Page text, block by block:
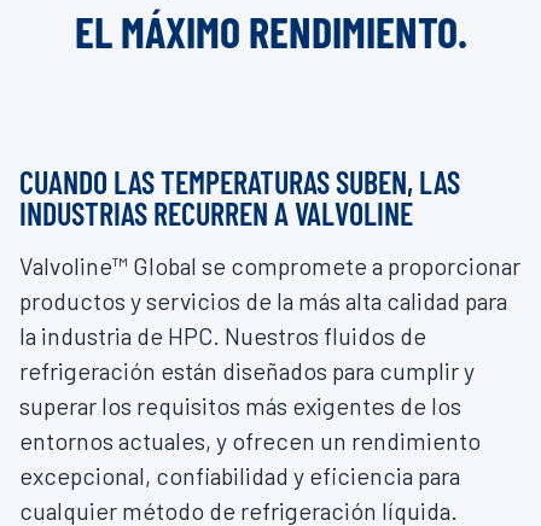
EL MÁXIMO RENDIMIENTO.
CUANDO LAS TEMPERATURAS SUBEN, LAS
INDUSTRIAS RECURREN A VALVOLINE
Valvoline™ Global se compromete a proporcionar
productos y servicios de la más alta calidad para
la industria de HPC. Nuestros fluidos de
refrigeración están diseñados para cumplir y
superar los requisitos más exigentes de los
entornos actuales, y ofrecen un rendimiento
excepcional, confiabilidad y eficiencia para
cualquier método de refrigeración líquida.